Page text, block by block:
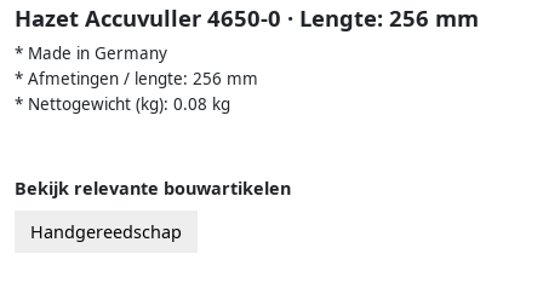
Hazet Accuvuller 4650-0 · Lengte: 256 mm
* Made in Germany
* Afmetingen / lengte: 256 mm
* Nettogewicht (kg): 0.08 kg
Bekijk relevante bouwartikelen
Handgereedschap